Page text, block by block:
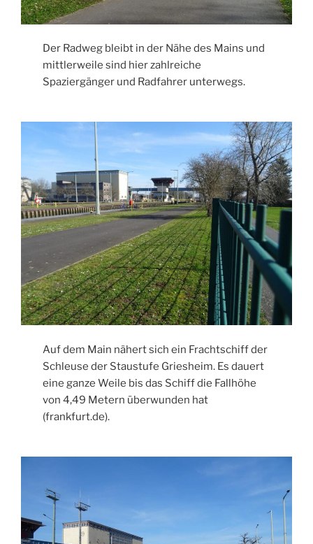
Der Radweg bleibt in der Nähe des Mains und
mittlerweile sind hier zahlreiche
Spaziergänger und Radfahrer unterwegs.
Auf dem Main nähert sich ein Frachtschiff der
Schleuse der Staustufe Griesheim. Es dauert
eine ganze Weile bis das Schiff die Fallhöhe
von 4,49 Metern überwunden hat
(frankfurt.de).